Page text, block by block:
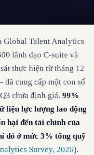
Global Talent Analytics
lãnh đạo C-suite và
thực hiện từ tháng 12
đã cung cấp một con số
chưa định giá. 99%
liệu lực lượng lao động
hại đến tài chính của
đó ở mức 3% tổng quỹ
Survey, 2026).